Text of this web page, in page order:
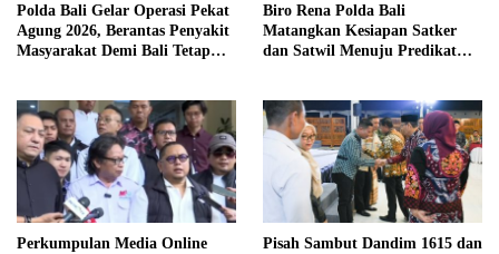
Polda Bali Gelar Operasi Pekat
Agung 2026, Berantas Penyakit
Masyarakat Demi Bali Tetap
Biro Rena Polda Bali
Matangkan Kesiapan Satker
dan Satwil Menuju Predikat
Perkumpulan Media Online
Pisah Sambut Dandim 1615 dan